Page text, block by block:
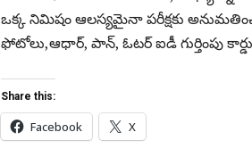
ఒక్క నిమిషం ఆలస్యమైనా పరీక్షకు
ఫోటోలు,ఆధార్, పాన్, ఓటర్ ఐడీ గుర్తింపు
Share this:
Facebook X